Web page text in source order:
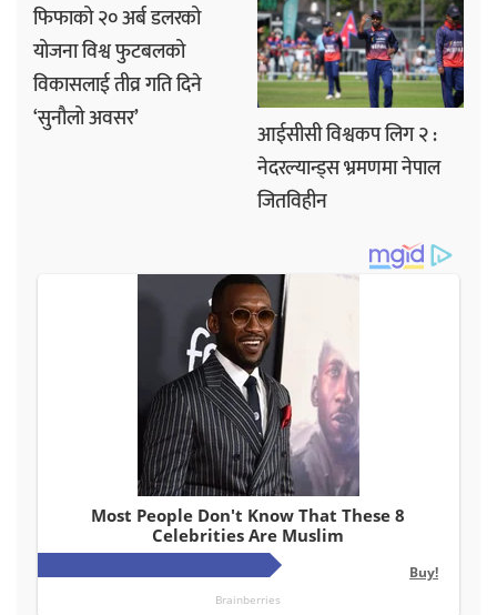
फिफाको २० अर्ब डलरको
योजना विश्व फुटबलको
विकासलाई तीव्र गति दिने
‘सुनौलो अवसर’
आईसीसी विश्वकप लिग २ :
नेदरल्यान्ड्स भ्रमणमा नेपाल
जितविहीन